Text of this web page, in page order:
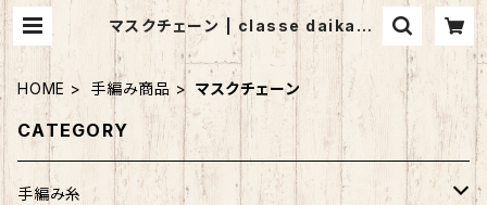
マスクチェーン | classe daikany
ama (クラッセ代官山）
HOME 手編み商品 マスクチェーン
CATEGORY
手編み糸